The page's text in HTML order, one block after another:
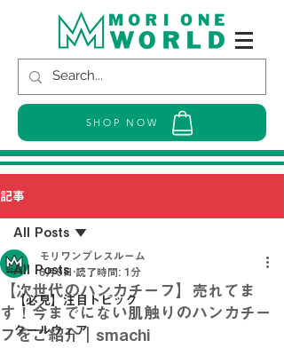
SHOP NOW
記事
All Posts
【必見】注目トピック
クールウェア
All Posts
【次世代のハンカチーフ】売れてま
す！今までにない肌触りのハンカチー
フをご紹介｜smachi
モリワンプレスルーム
6月9日 読了時間: 1分